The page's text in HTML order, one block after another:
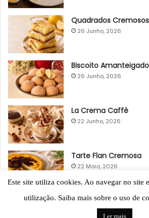
Quadrados
26 Junho, 2026
Biscoito Amanteigado
26 Junho, 2026
La Crema Caffè
22 Junho, 2026
Tarte Flan Cremosa
22 Maio, 2026
Este site utiliza cookies. Ao navegar no site
utilização. Saiba mais sobre o uso de
Ler mais